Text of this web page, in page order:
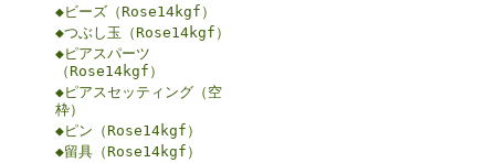
◆ビーズ（Rose14kgf）
◆つぶし玉（Rose14kgf）
◆ピアスパーツ
（Rose14kgf）
◆ピアスセッティング（空
枠）
◆ピン（Rose14kgf）
◆留具（Rose14kgf）